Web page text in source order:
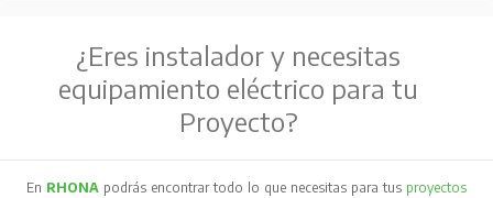
¿Eres instalador y necesitas
equipamiento eléctrico para tu
Proyecto?
En RHONA podrás encontrar todo lo que necesitas para tus proyectos